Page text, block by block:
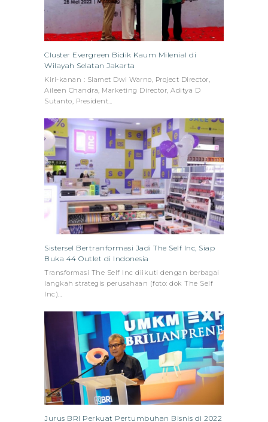
Cluster Evergreen Bidik Kaum Milenial di
Wilayah Selatan Jakarta
Kiri-kanan : Slamet Dwi Warno, Project Director,
Aileen Chandra, Marketing Director, Aditya D
Sutanto, President…
Sistersel Bertranformasi Jadi The Self Inc, Siap
Buka 44 Outlet di Indonesia
Transformasi The Self Inc diikuti dengan berbagai
langkah strategis perusahaan (foto: dok The Self
Inc)…
Jurus BRI Perkuat Pertumbuhan Bisnis di 2022